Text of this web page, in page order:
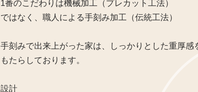
1番のこだわりは機械加工（プレカット工法）
ではなく、職人による手刻み加工（伝統工法）
手刻みで出来上がった家は、しっかりとした重厚感
もたらしております。
設計